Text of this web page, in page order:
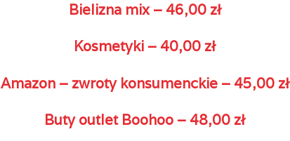
Bielizna mix – 46,00 zł
Kosmetyki – 40,00 zł
Amazon – zwroty konsumenckie – 45,00 zł
Buty outlet Boohoo – 48,00 zł